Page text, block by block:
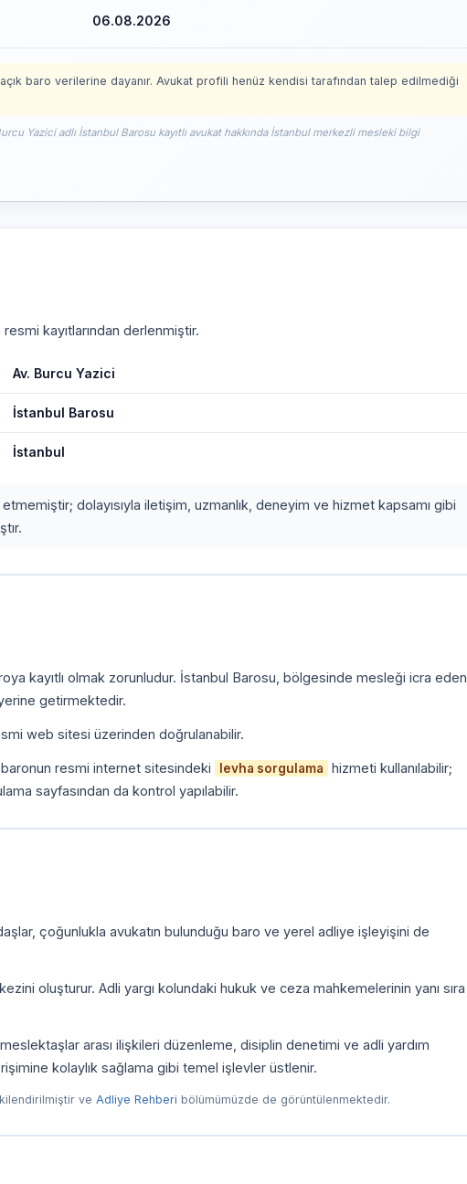
06.08.2026
baro verilerine dayanır. Avukat profili henüz kendisi tarafından talep edilmediği
Yazici adlı İstanbul Barosu kayıtlı avukat hakkında İstanbul merkezli mesleki bilgi
kayıtlarından derlenmiştir.
Av. Burcu Yazici
İstanbul Barosu
İstanbul
dolayısıyla iletişim, uzmanlık, deneyim ve hizmet kapsamı gibi
kayıtlı olmak zorunludur. İstanbul Barosu, bölgesinde mesleği icra eden
getirmektedir.
web sitesi üzerinden doğrulanabilir.
baronun resmi internet sitesindeki levha sorgulama
hizmeti kullanılabilir;
sayfasından da kontrol yapılabilir.
çoğunlukla avukatın bulunduğu baro ve yerel adliye işleyişini de
oluşturur. Adli yargı kolundaki hukuk ve ceza mahkemelerinin yanı sıra
arası ilişkileri düzenleme, disiplin denetimi ve adli yardım
kolaylık sağlama gibi temel işlevler üstlenir.
ve Adliye Rehberi bölümümüzde de görüntülenmektedir.